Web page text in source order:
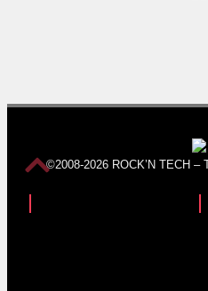
©2008-2026 ROCK’N TECH –